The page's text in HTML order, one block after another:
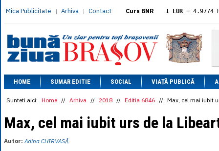
Mica Publicitate | Arhiva | Contact Curs BNR 1 EUR = 4.9774
= 5.8304
1 XAU= 464.4611
1 AED= 1.1933
1 AUD= 2.7957
1 BGN= 2.5449
1 CAD= 3.1559
1 CHF= 5.2813
1 CNY= 0.6015
1 DKK
= 0.6668
1 EGP= 0.0860
HOME SUMAR EDITIE SOCIAL VIAȚĂ PUBLICĂ
Sunteti aici: Home // Arhiva // 2018 // Editia 6846 // Max, cel mai iubit
Max, cel mai iubit urs de la
Autor:Adina CHIRVASĂ